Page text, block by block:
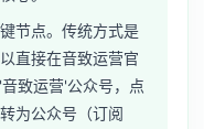
节点。传统方式是
直接在音致运营官
致运营'公众号，点
为公众号（订阅